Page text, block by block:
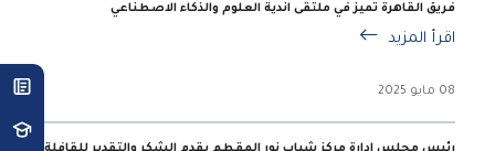
فريق القاهرة تميز في ملتقى اندية العلوم والذكاء الاصطناعي
اقرأ المزيد
08 مايو 2025
رئيس مجلس إدارة مركز شباب نور المقطم يقدم الشكر والتقدير للقافلة